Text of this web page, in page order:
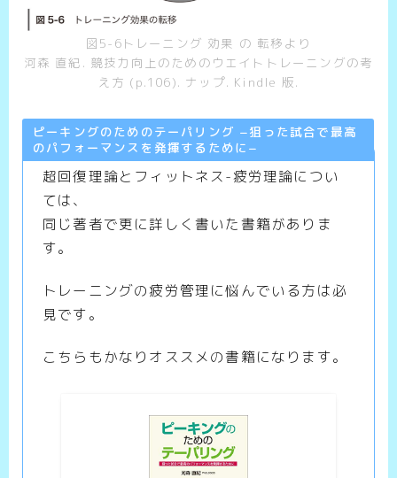
図5-6トレーニング 効果 の 転移より
河森 直紀. 競技力向上のためのウエイトトレーニングの考
え方 (p.106). ナップ. Kindle 版.
ピーキングのためのテーパリング −狙った試合で最高
のパフォーマンスを発揮するために−
超回復理論とフィットネス-疲労理論につい
ては、
同じ著者で更に詳しく書いた書籍がありま
す。
トレーニングの疲労管理に悩んでいる方は必
見です。
こちらもかなりオススメの書籍になります。